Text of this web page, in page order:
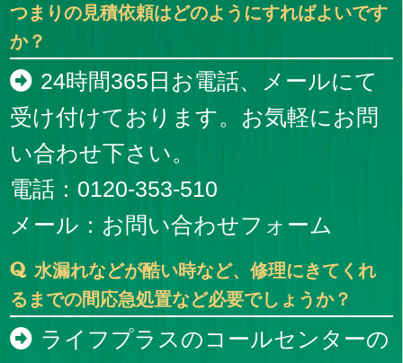
つまりの見積依頼はどのようにすればよいです
か？
24時間365日お電話、メールにて
受け付けております。お気軽にお問
い合わせ下さい。
電話：0120-353-510
メール： お問い合わせフォーム
水漏れなどが酷い時など、修理にきてくれ
るまでの間応急処置など必要でしょうか？
ライフプラスのコールセンターの